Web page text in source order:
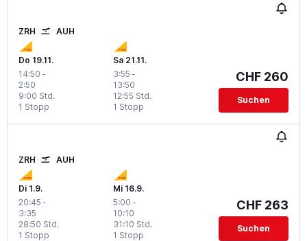
ZRH AUH
Do 19.11.
14:50 -
2:50
1 Stopp
9:00 Std.
Sa 21.11.
3:55 -
13:50
1 Stopp
12:55 Std.
CHF 260
Suchen
ZRH AUH
Di 1.9.
20:45 -
3:35
1 Stopp
28:50 Std.
Mi 16.9.
5:00 -
10:10
1 Stopp
31:10 Std.
CHF 263
Suchen